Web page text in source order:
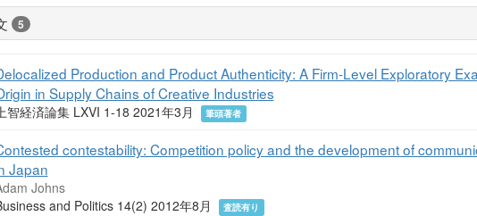
5
Production and Product Authenticity: A Firm-Level Exploratory
in Supply Chains of Creative Industries
智経済論集 LXVI 1-18 2021年3月 筆頭著者
contestability: Competition policy and the development of
Japan
Johns
and Politics 14(2) 2012年8月
査読有り